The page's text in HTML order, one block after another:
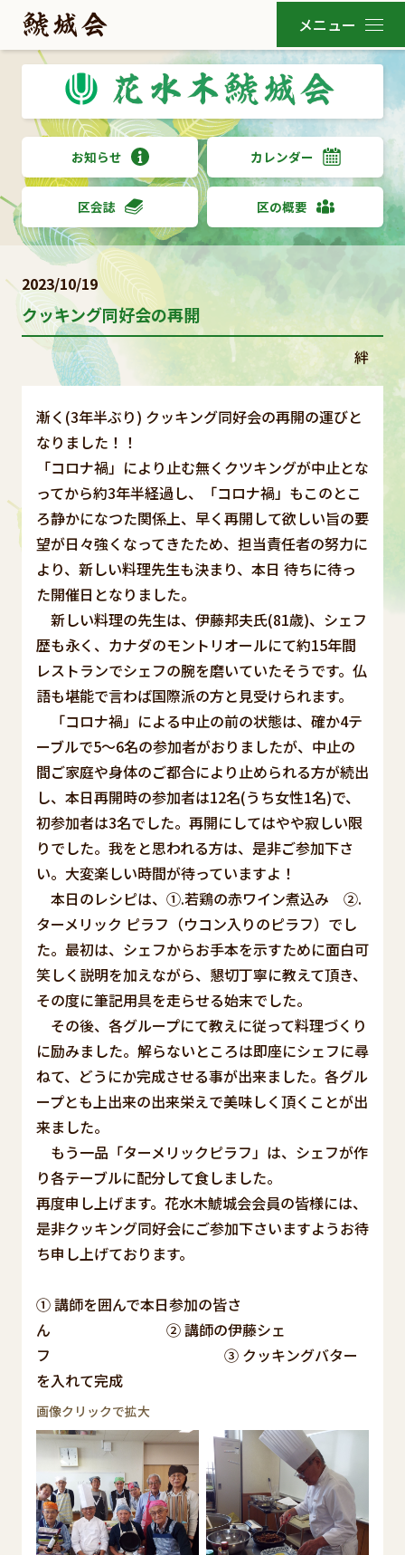
お知らせ カレンダー
区会誌 区の概要
2023/10/19
クッキング同好会の再開
絆
漸く(3年半ぶり) クッキング同好会の再開の運びと
なりました！！
「コロナ禍」により止む無くクツキングが中止とな
ってから約3年半経過し、「コロナ禍」もこのとこ
ろ静かになつた関係上、早く再開して欲しい旨の要
望が日々強くなってきたため、担当責任者の努力に
より、新しい料理先生も決まり、本日 待ちに待っ
た開催日となりました。
新しい料理の先生は、伊藤邦夫氏(81歳)、シェフ
歴も永く、カナダのモントリオールにて約15年間
レストランでシェフの腕を磨いていたそうです。仏
語も堪能で言わば国際派の方と見受けられます。
「コロナ禍」による中止の前の状態は、確か4テ
ーブルで5～6名の参加者がおりましたが、中止の
間ご家庭や身体のご都合により止められる方が続出
し、本日再開時の参加者は12名(うち女性1名)で、
初参加者は3名でした。再開にしてはやや寂しい限
りでした。我をと思われる方は、是非ご参加下さ
い。大変楽しい時間が待っていますよ！
本日のレシピは、①.若鶏の赤ワイン煮込み ②.
ターメリック ピラフ（ウコン入りのピラフ）でし
た。最初は、シェフからお手本を示すために面白可
笑しく説明を加えながら、懇切丁寧に教えて頂き、
その度に筆記用具を走らせる始末でした。
その後、各グループにて教えに従って料理づくり
に励みました。解らないところは即座にシェフに尋
ねて、どうにか完成させる事が出来ました。各グル
ープとも上出来の出来栄えで美味しく頂くことが出
来ました。
もう一品「ターメリックピラフ」は、シェフが作
り各テーブルに配分して食しました。
再度申し上げます。花水木鯱城会会員の皆様には、
是非クッキング同好会にご参加下さいますようお待
ち申し上げております。
① 講師を囲んで本日参加の皆さ
ん ② 講師の伊藤シェ
フ ③ クッキングバター
を入れて完成
画像クリックで拡大